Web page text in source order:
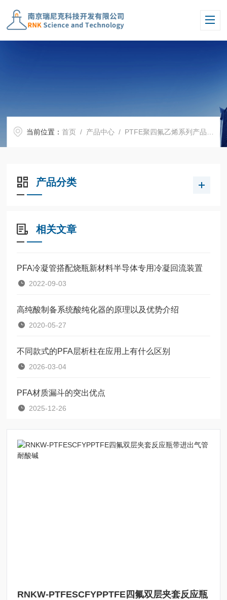
当前位置：首页 / 产品中心 / PTFE聚四氟乙烯系列产品
产品分类
相关文章
PFA冷凝管搭配烧瓶新材料半导体专用冷凝回流装置
2022-09-03
高纯酸制备系统酸纯化器的原理以及优势介绍
2020-05-27
不同款式的PFA层析柱在应用上有什么区别
2026-03-04
PFA材质漏斗的突出优点
2025-12-26
RNKW-PTFESCFYPPTFE四氟双层夹套反应瓶